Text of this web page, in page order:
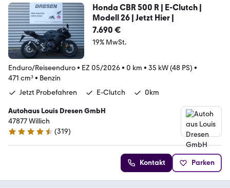
Honda CBR 500 R | E-Clutch |
Modell 26 | Jetzt Hier |
7.690 €
19% MwSt.
Enduro/Reiseenduro• EZ 05/2026• 0 km • 35 kW (48 PS) •
471 cm³• Benzin
Jetzt Probefahren
E-Clutch 0km
Autohaus Louis Dresen GmbH
47877 Willich
4.6 Sterne
(319)
Kontakt Parken